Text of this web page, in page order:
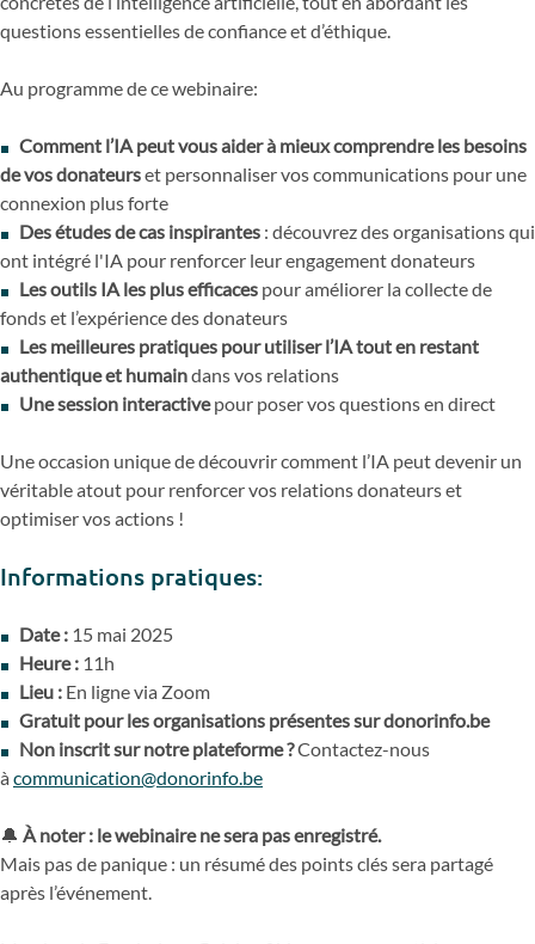
questions essentielles de confiance et d’éthique.
Au programme de ce webinaire:
Comment l’IA peut vous aider à mieux comprendre les besoins
de vos donateurset personnaliser vos communications pour une
connexion plus forte
Des études de cas inspirantes : découvrez des organisations qui
ont intégré l'IA pour renforcer leur engagement donateurs
Les outils IA les plus efficaces pour améliorer la collecte de
fonds et l’expérience des donateurs
Les meilleures pratiques pour utiliser l’IA tout en restant
authentique et humaindans vos relations
Une session interactivepour poser vos questions en direct
Une occasion unique de découvrir comment l’IA peut devenir un
véritable atout pour renforcer vos relations donateurs et
optimiser vos actions !
Informations pratiques:
Date : 15 mai 2025
Heure : 11h
Lieu : En ligne via Zoom
Gratuit pour les organisations présentes sur donorinfo.be
Non inscrit sur notre plateforme ?Contactez-nous
à communication@donorinfo.be
🔔 À noter : le webinaire ne sera pas enregistré.
Mais pas de panique : un résumé des points clés sera partagé
après l’événement.